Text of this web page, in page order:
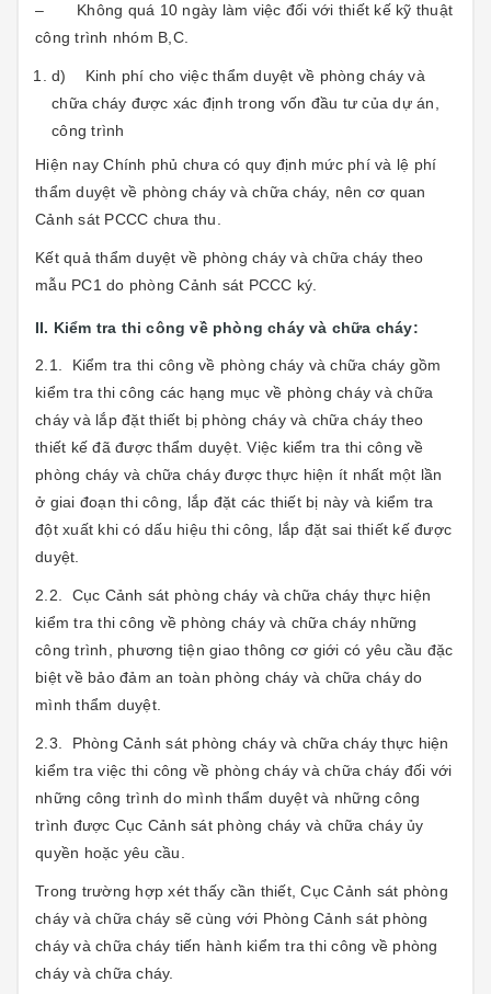
– Không quá 10 ngày làm việc đối với thiết kế kỹ thuật
công trình nhóm B,C.
d) Kinh phí cho việc thẩm duyệt về phòng cháy và
chữa cháy được xác định trong vốn đầu tư của dự án,
công trình
Hiện nay Chính phủ chưa có quy định mức phí và lệ phí
thẩm duyệt về phòng cháy và chữa cháy, nên cơ quan
Cảnh sát PCCC chưa thu.
Kết quả thẩm duyệt về phòng cháy và chữa cháy theo
mẫu PC1 do phòng Cảnh sát PCCC ký.
II. Kiểm tra thi công về phòng cháy và chữa cháy:
2.1. Kiểm tra thi công về phòng cháy và chữa cháy gồm
kiểm tra thi công các hạng mục về phòng cháy và chữa
cháy và lắp đặt thiết bị phòng cháy và chữa cháy theo
thiết kế đã được thẩm duyệt. Việc kiểm tra thi công về
phòng cháy và chữa cháy được thực hiện ít nhất một lần
ở giai đoạn thi công, lắp đặt các thiết bị này và kiểm tra
đột xuất khi có dấu hiệu thi công, lắp đặt sai thiết kế được
duyệt.
2.2. Cục Cảnh sát phòng cháy và chữa cháy thực hiện
kiểm tra thi công về phòng cháy và chữa cháy những
công trình, phương tiện giao thông cơ giới có yêu cầu đặc
biệt về bảo đảm an toàn phòng cháy và chữa cháy do
mình thẩm duyệt.
2.3. Phòng Cảnh sát phòng cháy và chữa cháy thực hiện
kiểm tra việc thi công về phòng cháy và chữa cháy đối với
những công trình do mình thẩm duyệt và những công
trình được Cục Cảnh sát phòng cháy và chữa cháy ủy
quyền hoặc yêu cầu.
Trong trường hợp xét thấy cần thiết, Cục Cảnh sát phòng
cháy và chữa cháy sẽ cùng với Phòng Cảnh sát phòng
cháy và chữa cháy tiến hành kiểm tra thi công về phòng
cháy và chữa cháy.